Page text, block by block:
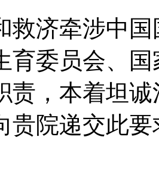
救济牵涉中
育委员会、
责，本着坦
贵院递交此要